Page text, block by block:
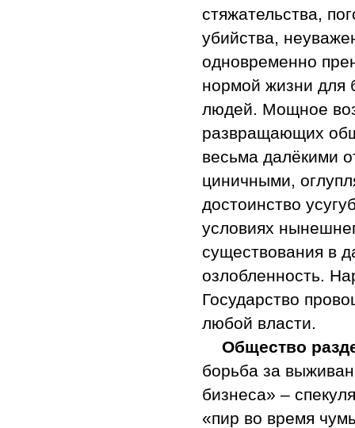
стяжательства,
убийства,
одновременно
нормой жизни для
людей. Мощное
развращающих
весьма далёкими
циничными,
достоинство
условиях
существования в
озлобленность.
Государство
любой власти.
Общество
борьба за
бизнеса» –
«пир во время